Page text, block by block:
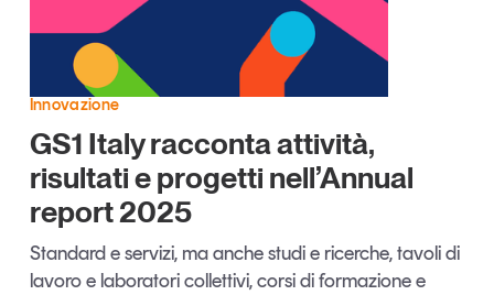
Opinioni
Dossier
Il Numero
Interviste
Comunicati stampa
Video
Podcast
Tutti gli studi e le ricerche
Innovazione
GS1 Italy racconta attività,
risultati e progetti nell’Annual
report 2025
Standard e servizi, ma anche studi e ricerche, tavoli di
lavoro e laboratori collettivi, corsi di formazione e